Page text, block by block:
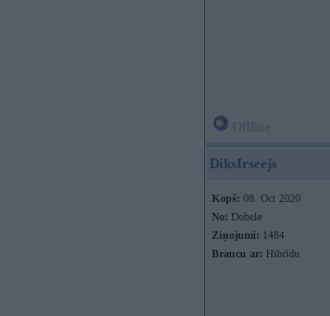
DiksIrseejs
Kopš: 08. Oct 2020
No: Dobele
Ziņojumi: 1484
Braucu ar: Hibrīdu